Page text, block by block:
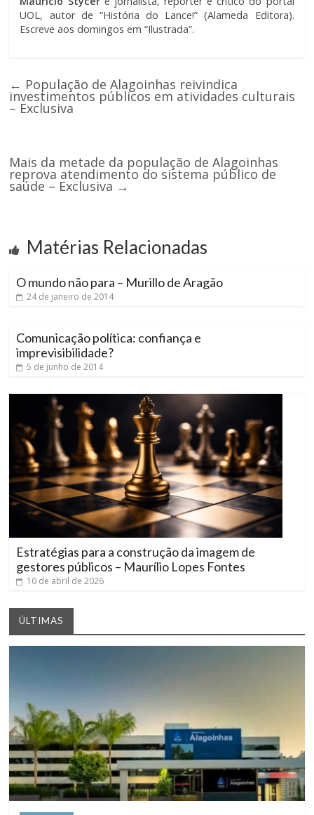
UOL, autor de “História do Lance!” (Alameda Editora).
Escreve aos domingos em “Ilustrada”.
← População de Alagoinhas reivindica
investimentos públicos em atividades culturais
– Exclusiva
Mais da metade da população de Alagoinhas
reprova atendimento do sistema público de
saúde – Exclusiva →
Matérias Relacionadas
O mundo não para – Murillo de Aragão
24 de janeiro de 2014
Comunicação política: confiança e
imprevisibilidade?
5 de junho de 2014
Estratégias para a construção da imagem de
gestores públicos – Maurílio Lopes Fontes
10 de abril de 2026
ÚLTIMAS